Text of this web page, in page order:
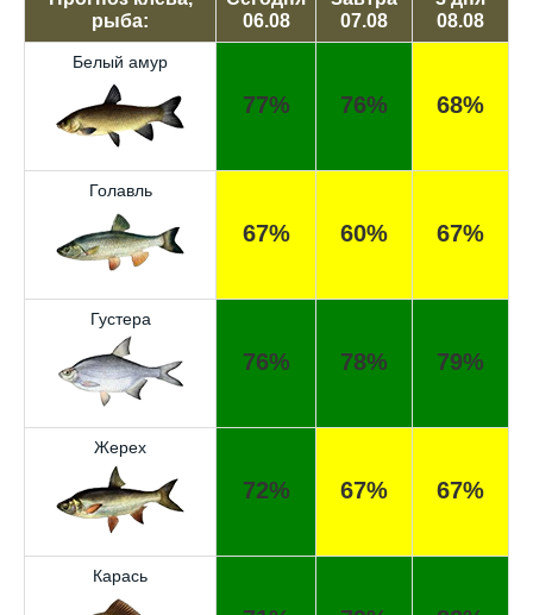
рыба:
06.08
07.08
08.08
Белый амур
77% 76% 68%
Голавль
67% 60% 67%
Густера
76% 78% 79%
Жерех
72% 67% 67%
Карась